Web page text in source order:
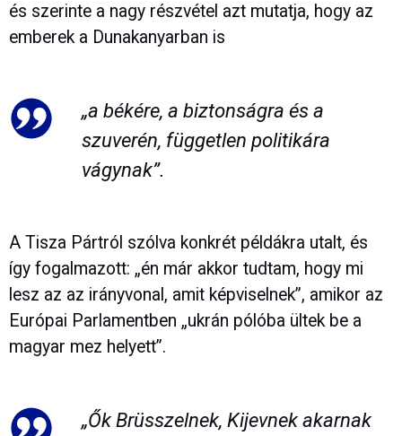
és szerinte a nagy részvétel azt mutatja, hogy az
emberek a Dunakanyarban is
„a békére, a biztonságra és a
szuverén, független politikára
vágynak”.
A Tisza Pártról szólva konkrét példákra utalt, és
így fogalmazott: „én már akkor tudtam, hogy mi
lesz az az irányvonal, amit képviselnek”, amikor az
Európai Parlamentben „ukrán pólóba ültek be a
magyar mez helyett”.
„Ők Brüsszelnek, Kijevnek akarnak